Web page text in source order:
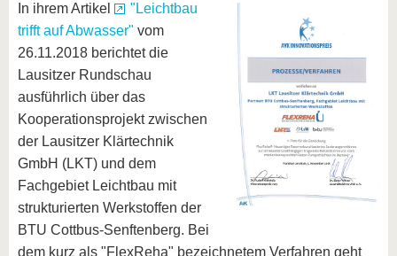
In ihrem Artikel
"Leichtbau
trifft auf Abwasser" vom
26.11.2018 berichtet die
Lausitzer Rundschau
ausführlich über das
Kooperationsprojekt zwischen
der Lausitzer Klärtechnik
GmbH (LKT) und dem
Fachgebiet Leichtbau mit
strukturierten Werkstoffen der
BTU Cottbus-Senftenberg. Bei
dem kurz als "FlexReha" bezeichnetem Verfahren geht